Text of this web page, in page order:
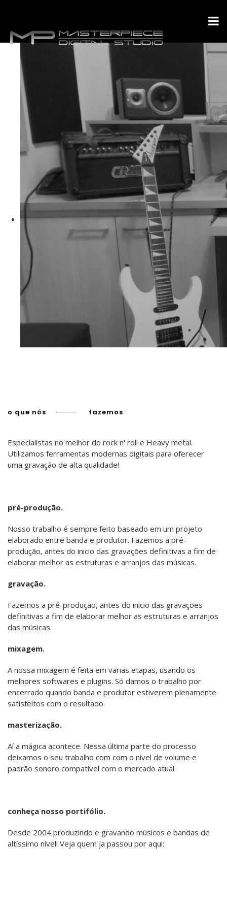
o que nós fazemos
Especialistas no melhor do rock n' roll e Heavy metal.
Utilizamos ferramentas modernas digitais para oferecer
uma gravação de alta qualidade!
pré-produção.
Nosso trabalho é sempre feito baseado em um projeto
elaborado entre banda e produtor. Fazemos a pré-
produção, antes do inicio das gravações definitivas a fim de
elaborar melhor as estruturas e arranjos das músicas.
gravação.
Fazemos a pré-produção, antes do inicio das gravações
definitivas a fim de elaborar melhor as estruturas e arranjos
das músicas.
mixagem.
A nossa mixagem é feita em varias etapas, usando os
melhores softwares e plugins. Só damos o trabalho por
encerrado quando banda e produtor estiverem plenamente
satisfeitos com o resultado.
masterização.
Aí a mágica acontece. Nessa última parte do processo
deixamos o seu trabalho com com o nível de volume e
padrão sonoro compatível com o mercado atual.
conheça nosso portifólio.
Desde 2004 produzindo e gravando músicos e bandas de
altíssimo nível! Veja quem ja passou por aqui: